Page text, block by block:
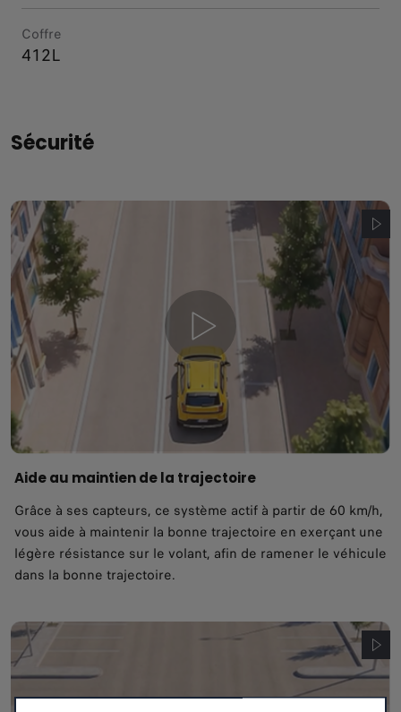
Coffre
412L
Sécurité
Aide au maintien de la trajectoire
Grâce à ses capteurs, ce système actif à partir de 60 km/h,
vous aide à maintenir la bonne trajectoire en exerçant une
légère résistance sur le volant, afin de ramener le véhicule
dans la bonne trajectoire.